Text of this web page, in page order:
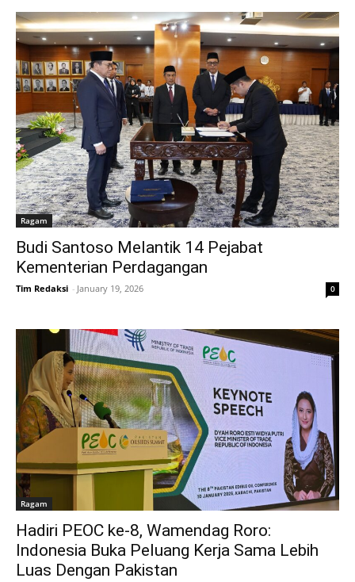
Ragam
Budi Santoso Melantik 14 Pejabat
Kementerian Perdagangan
Tim Redaksi - January 19, 2026 0
Ragam
Hadiri PEOC ke-8, Wamendag Roro:
Indonesia Buka Peluang Kerja Sama Lebih
Luas Dengan Pakistan